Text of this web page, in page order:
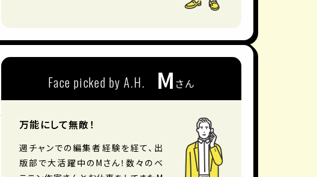
Face picked by A.H. M さん
万能にして無敵！
週チャンでの編集者経験を経て、出
版部で大活躍中のMさん！数々のベ